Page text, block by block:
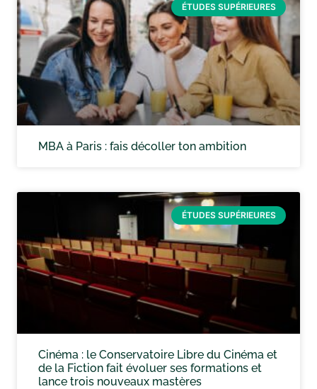
ÉTUDES SUPÉRIEURES
MBA à Paris : fais décoller ton ambition
ÉTUDES SUPÉRIEURES
Cinéma : le Conservatoire Libre du Cinéma et
de la Fiction fait évoluer ses formations et
lance trois nouveaux mastères